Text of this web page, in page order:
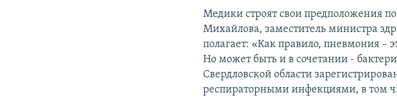
Медики строят свои предположения
Михайлова, заместитель министра
полагает: «Как правило, пневмония –
Но может быть и в сочетании -
Свердловской области
респираторными инфекциями, в том